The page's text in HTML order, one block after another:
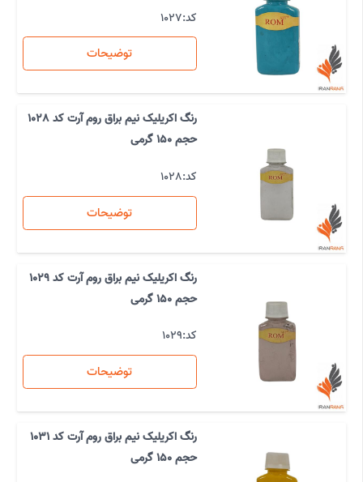
کد:1027
توضیحات
رنگ اکریلیک نیم براق روم آرت کد 1028
حجم 150 گرمی
کد:1028
توضیحات
رنگ اکریلیک نیم براق روم آرت کد 1029
حجم 150 گرمی
کد:1029
توضیحات
رنگ اکریلیک نیم براق روم آرت کد 1031
حجم 150 گرمی